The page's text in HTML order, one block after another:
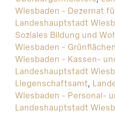
Wiesbaden - Dezernat
Landeshauptstadt
Soziales Bildung und
Wiesbaden -
Wiesbaden - Kassen-
Landeshauptstadt
Liegenschaftsamt,
Wiesbaden - Personal-
Landeshauptstadt